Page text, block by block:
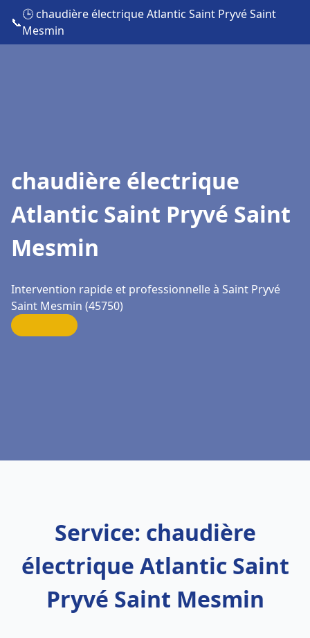
📞
🕒 chaudière électrique Atlantic Saint Pryvé Saint
Mesmin
chaudière électrique
Atlantic Saint Pryvé Saint
Mesmin
Intervention rapide et professionnelle à Saint Pryvé
Saint Mesmin (45750)
Service: chaudière
électrique Atlantic Saint
Pryvé Saint Mesmin